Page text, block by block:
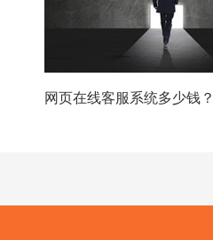
网页在线客服系统多少钱？